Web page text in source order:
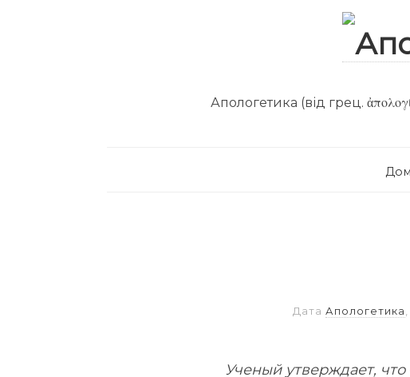
Апологетика (від грец.
Дата Апологетика
Ученый утверждает,